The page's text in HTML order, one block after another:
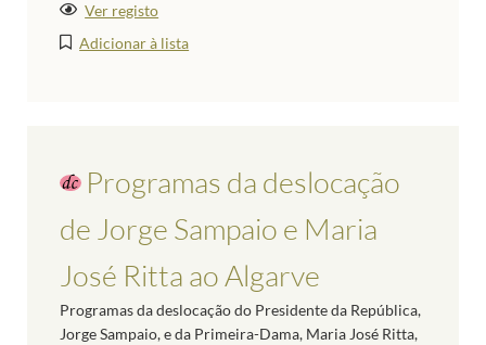
Ver registo
Adicionar à lista
Programas da deslocação
de Jorge Sampaio e Maria
José Ritta ao Algarve
Programas da deslocação do Presidente da República,
Jorge Sampaio, e da Primeira-Dama, Maria José Ritta,